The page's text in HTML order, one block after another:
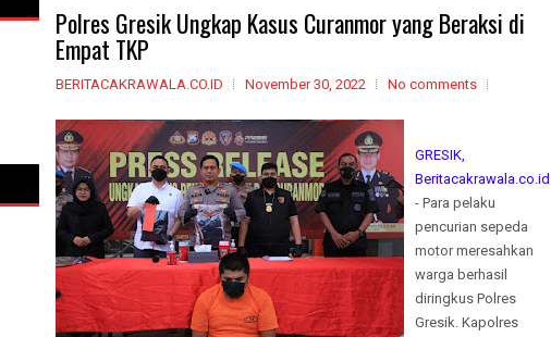
Polres Gresik Ungkap Kasus Curanmor yang Beraksi di
Empat TKP
BERITACAKRAWALA.CO.ID November 30, 2022 No comments
GRESIK,
Beritacakrawala.co.id
- Para pelaku
pencurian sepeda
motor meresahkan
warga berhasil
diringkus Polres
Gresik. Kapolres